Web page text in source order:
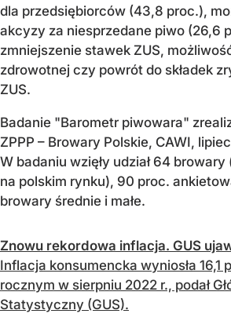
dla przedsiębiorców (43,8 proc.),
akcyzy za niesprzedane piwo (26,6
zmniejszenie stawek ZUS,
zdrowotnej czy powrót do składek
ZUS.
Badanie "Barometr piwowara"
ZPPP – Browary Polskie, CAWI,
W badaniu wzięły udział 64
na polskim rynku), 90 proc.
browary średnie i małe.
Znowu rekordowa inflacja. GUS
Inflacja konsumencka wyniosła 16,1
rocznym w sierpniu 2022 r., podał
Statystyczny (GUS).